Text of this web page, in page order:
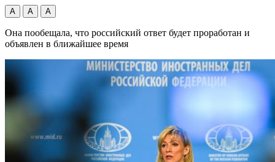
А А А
Она пообещала, что российский ответ будет проработан и
объявлен в ближайшее время